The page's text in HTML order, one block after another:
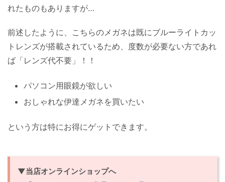
れたものもありますが…
前述したように、こちらのメガネは既にブルーライトカッ
トレンズが搭載されているため、度数が必要ない方であれ
ば「レンズ代不要」！！
パソコン用眼鏡が欲しい
おしゃれな伊達メガネを買いたい
という方は特にお得にゲットできます。
▼当店オンラインショップへ